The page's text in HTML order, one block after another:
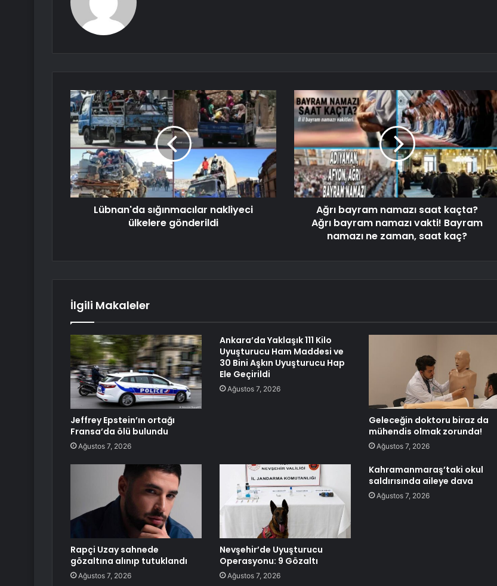
Lübnan'da sığınmacılar nakliyeci
ülkelere gönderildi
Ağrı bayram namazı saat kaçta?
Ağrı bayram namazı vakti! Bayram
namazı ne zaman, saat kaç?
İlgili Makaleler
Jeffrey Epstein’ın ortağı
Fransa’da ölü bulundu
Ağustos 7, 2026
Ankara’da Yaklaşık 111 Kilo
Uyuşturucu Ham Maddesi ve
30 Bini Aşkın Uyuşturucu Hap
Ele Geçirildi
Ağustos 7, 2026
Geleceğin doktoru biraz da
mühendis olmak zorunda!
Ağustos 7, 2026
Rapçi Uzay sahnede
gözaltına alınıp tutuklandı
Ağustos 7, 2026
Nevşehir’de Uyuşturucu
Operasyonu: 9 Gözaltı
Ağustos 7, 2026
Kahramanmaraş’taki okul
saldırısında aileye dava
Ağustos 7, 2026